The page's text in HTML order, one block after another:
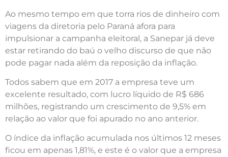
Ao mesmo tempo em que torra rios de dinheiro com
viagens da diretoria pelo Paraná afora para
impulsionar a campanha eleitoral, a Sanepar já deve
estar retirando do baú o velho discurso de que não
pode pagar nada além da reposição da inflação.
Todos sabem que em 2017 a empresa teve um
excelente resultado, com lucro líquido de R$ 686
milhões, registrando um crescimento de 9,5% em
relação ao valor que foi apurado no ano anterior.
O índice da inflação acumulada nos últimos 12 meses
ficou em apenas 1,81%, e este é o valor que a empresa